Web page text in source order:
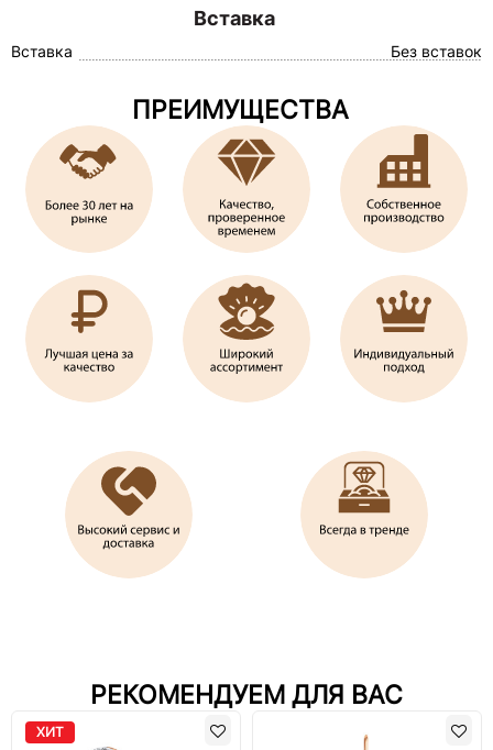
Вставка
Вставка Без вставок
ПРЕИМУЩЕСТВА
РЕКОМЕНДУЕМ ДЛЯ ВАС
ХИТ